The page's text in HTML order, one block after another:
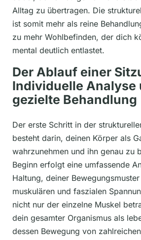
Alltag zu übertragen. Die
ist somit mehr als reine
zu mehr Wohlbefinden, der dich
mental deutlich entlastet.
Der Ablauf einer
Individuelle Analyse
gezielte Behandlung
Der erste Schritt in der
besteht darin, deinen Körper als
wahrzunehmen und ihn genau zu
Beginn erfolgt eine umfassende
Haltung, deiner
muskulären und faszialen
nicht nur der einzelne Muskel
dein gesamter Organismus als
dessen Bewegung von